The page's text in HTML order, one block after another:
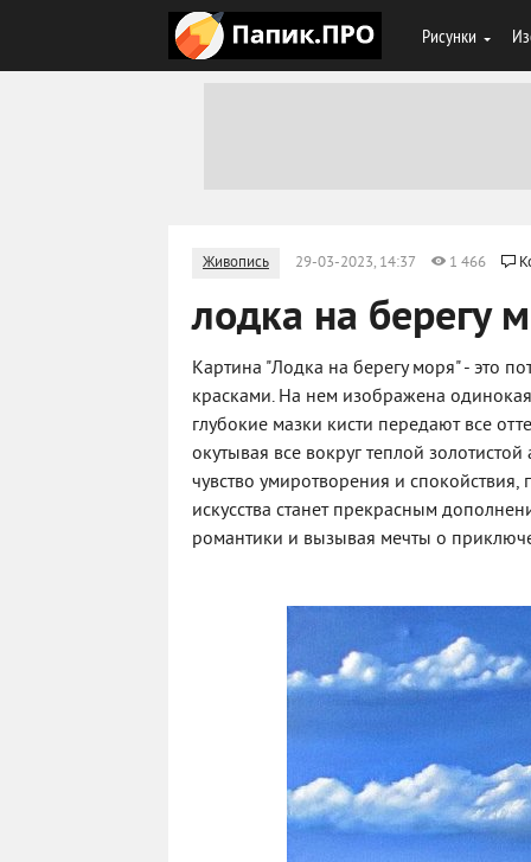
Рисунки
Живопись 29-03-2023, 14:37 1 466
лодка на берегу
Картина "Лодка на берегу моря" - это
красками. На нем изображена
глубокие мазки кисти передают все
окутывая все вокруг теплой
чувство умиротворения и
искусства станет прекрасным
романтики и вызывая мечты о